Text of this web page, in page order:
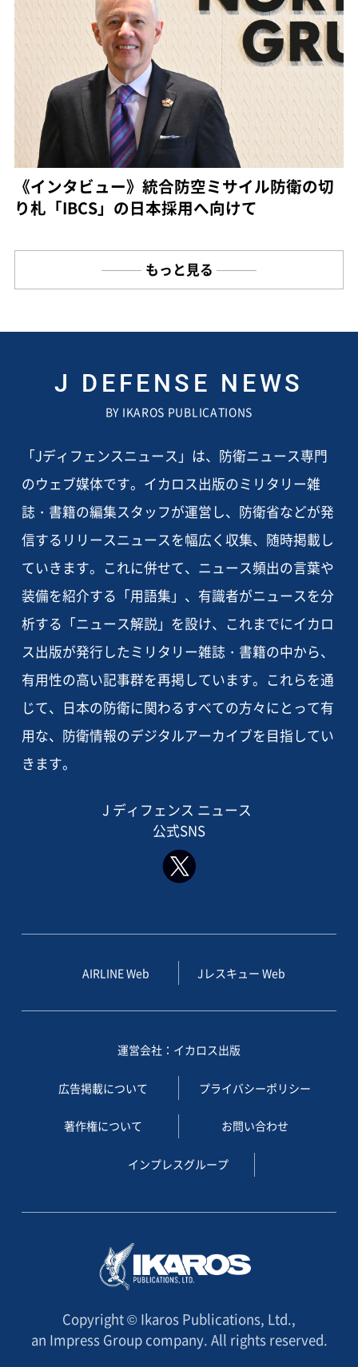
《インタビュー》統合防空ミサイル防衛の切
り札「IBCS」の日本採用へ向けて
もっと見る
J DEFENSE NEWS
BY IKAROS PUBLICATIONS
「Jディフェンスニュース」は、防衛ニュース専門
のウェブ媒体です。イカロス出版のミリタリー雑
誌・書籍の編集スタッフが運営し、防衛省などが発
信するリリースニュースを幅広く収集、随時掲載し
ていきます。これに併せて、ニュース頻出の言葉や
装備を紹介する「用語集」、有識者がニュースを分
析する「ニュース解説」を設け、これまでにイカロ
ス出版が発行したミリタリー雑誌・書籍の中から、
有用性の高い記事群を再掲しています。これらを通
じて、日本の防衛に関わるすべての方々にとって有
用な、防衛情報のデジタルアーカイブを目指してい
きます。
J ディフェンス ニュース
公式SNS
AIRLINE Web Jレスキュー Web
運営会社：イカロス出版
広告掲載について プライバシーポリシー
著作権について お問い合わせ
インプレスグループ
Copyright © Ikaros Publications, Ltd.,
an Impress Group company. All rights reserved.